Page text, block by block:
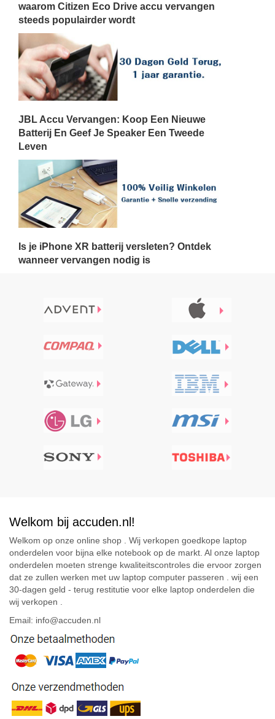
waarom Citizen Eco Drive accu vervangen
steeds populairder wordt
JBL Accu Vervangen: Koop Een Nieuwe
Batterij En Geef Je Speaker Een Tweede
Leven
Is je iPhone XR batterij versleten? Ontdek
wanneer vervangen nodig is
Welkom bij accuden.nl!
Welkom op onze online shop . Wij verkopen goedkope laptop
onderdelen voor bijna elke notebook op de markt. Al onze laptop
onderdelen moeten strenge kwaliteitscontroles die ervoor zorgen
dat ze zullen werken met uw laptop computer passeren . wij een
30-dagen geld - terug restitutie voor elke laptop onderdelen die
wij verkopen .
Email: info@accuden.nl